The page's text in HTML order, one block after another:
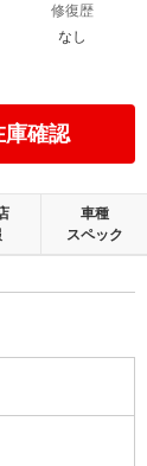
修復歴
なし
庫確認
車種
スペック